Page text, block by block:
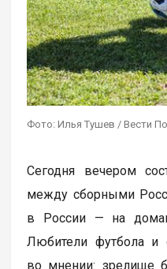
Фото: Илья Тушев / Вести
Сегодня вечером
между сборными
в России — на
Любители футбола и
во мнении: зрелище